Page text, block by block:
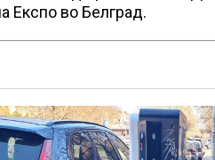
Експо во Белград.